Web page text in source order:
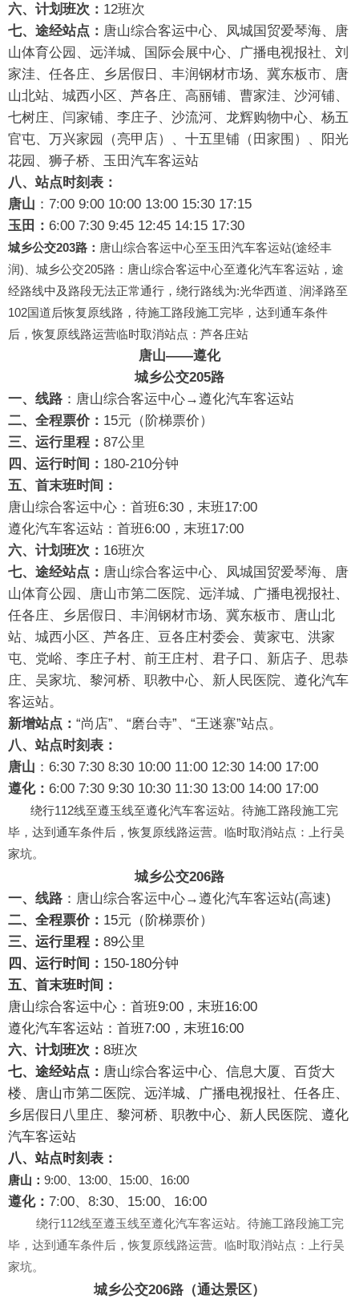
六、计划班次： 12班次
七、途经站点： 唐山综合客运中心、凤城国贸爱琴海、唐
山体育公园、远洋城、国际会展中心、广播电视报社、刘
家洼、任各庄、乡居假日、丰润钢材市场、冀东板市、唐
山北站、城西小区、芦各庄、高丽铺、曹家洼、沙河铺、
七树庄、闫家铺、李庄子、沙流河、龙辉购物中心、杨五
官屯、万兴家园（亮甲店）、十五里铺（田家围）、阳光
花园、狮子桥、玉田汽车客运站
八、站点时刻表：
唐山 ：7:00 9:00 10:00 13:00 15:30 17:15
玉田： 6:00 7:30 9:45 12:45 14:15 17:30
城乡公交203路： 唐山综合客运中心至玉田汽车客运站(途经丰
润)、城乡公交205路：唐山综合客运中心至遵化汽车客运站，途
经路线中及路段无法正常通行，绕行路线为:光华西道、润泽路至
102国道后恢复原线路，待施工路段施工完毕，达到通车条件
后，恢复原线路运营临时取消站点：芦各庄站
唐山——遵化
城乡公交205路
一、线路 ：唐山综合客运中心→遵化汽车客运站
二、全程票价： 15元（阶梯票价）
三、运行里程： 87公里
四、运行时间： 180-210分钟
五、首末班时间：
唐山综合客运中心：首班6:30，末班17:00
遵化汽车客运站：首班6:00，末班17:00
六、计划班次： 16班次
七、途经站点： 唐山综合客运中心、凤城国贸爱琴海、唐
山体育公园、唐山市第二医院、远洋城、广播电视报社、
任各庄、乡居假日、丰润钢材市场、冀东板市、唐山北
站、城西小区、芦各庄、豆各庄村委会、黄家屯、洪家
屯、党峪、李庄子村、前王庄村、君子口、新店子、思恭
庄、吴家坑、黎河桥、职教中心、新人民医院、遵化汽车
客运站。
新增站点： “尚店”、“磨台寺”、“王迷寨”站点。
八、站点时刻表：
唐山 ：6:30 7:30 8:30 10:00 11:00 12:30 14:00 17:00
遵化： 6:00 7:30 9:30 10:30 11:30 13:00 14:00 17:00
绕行112线至遵玉线至遵化汽车客运站。 待施工路段施工完
毕，达到通车条件后，恢复原线路运营。 临时取消站点：上行吴
家坑。
城乡公交206路
一、线路 ：唐山综合客运中心→遵化汽车客运站(高速)
二、全程票价： 15元（阶梯票价）
三、运行里程： 89公里
四、运行时间： 150-180分钟
五、首末班时间：
唐山综合客运中心：首班9:00，末班16:00
遵化汽车客运站：首班7:00，末班16:00
六、计划班次： 8班次
七、途经站点： 唐山综合客运中心、信息大厦、百货大
楼、唐山市第二医院、远洋城、广播电视报社、任各庄、
乡居假日八里庄、黎河桥、职教中心、新人民医院、遵化
汽车客运站
八、站点时刻表：
唐山： 9:00、13:00、15:00、16:00
遵化： 7:00、8:30、15:00、16:00
绕行112线至遵玉线至遵化汽车客运站。 待施工路段施工完
毕，达到通车条件后，恢复原线路运营。 临时取消站点：上行吴
家坑。
城乡公交206路（通达景区）